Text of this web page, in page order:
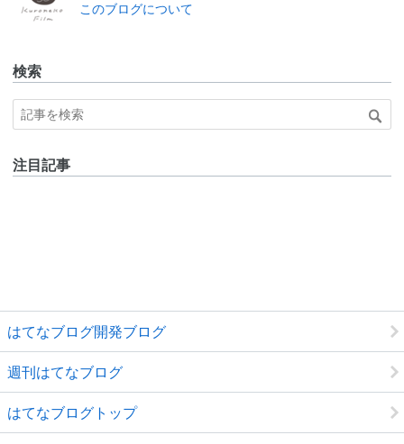
ログ
このブログについて
検索
注目記事
はてなブログ開発ブログ
週刊はてなブログ
はてなブログトップ